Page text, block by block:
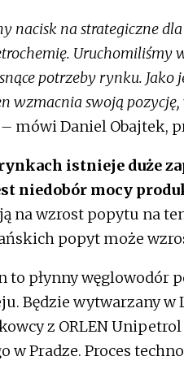
nacisk na strategiczne
Uruchomiliśmy
potrzeby rynku. Jako
wzmacnia swoją
– mówi Daniel Obajtek,
istnieje duże
niedobór mocy
na wzrost popytu na
popyt może
to płynny węglowodór
Będzie wytwarzany
z ORLEN
w Pradze. Proces